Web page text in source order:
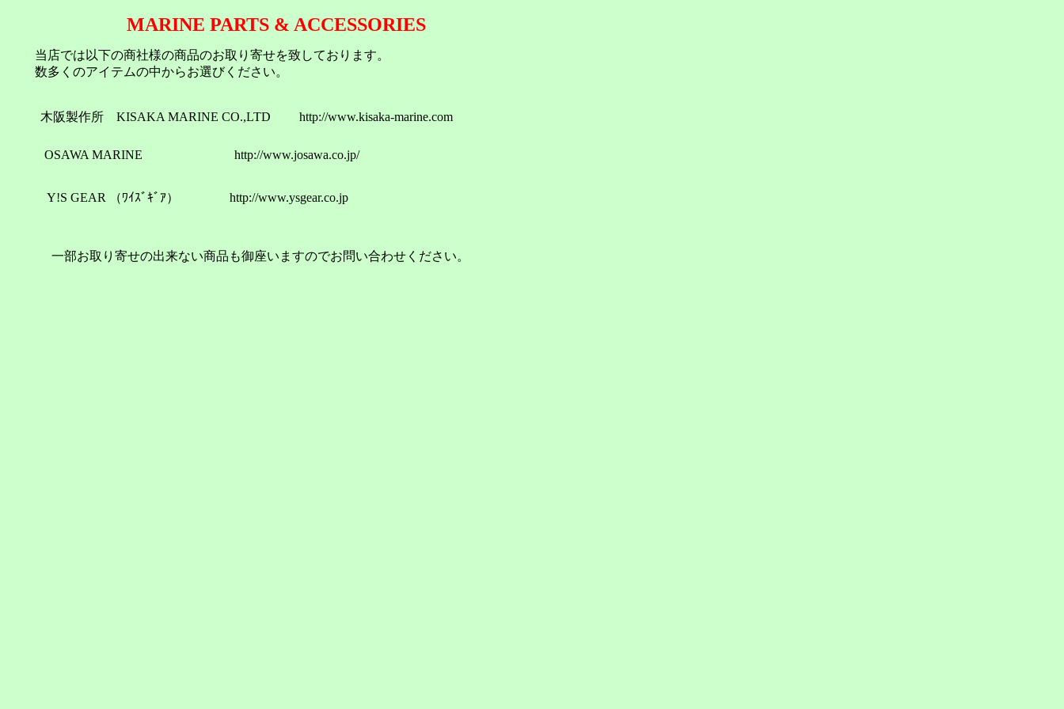
当店では以下の商社様の商品のお取り寄せを致しております。
数多くのアイテムの中からお選びください。
木阪製作所 KISAKA MARINE CO.,LTD http://www.kisaka-marine.com
OSAWA MARINE http://www.josawa.co.jp/
Y!S GEAR （ﾜｲｽﾞｷﾞｱ） http://www.ysgear.co.jp
一部お取り寄せの出来ない商品も御座いますのでお問い合わせください。
MARINE PARTS & ACCESSORIES